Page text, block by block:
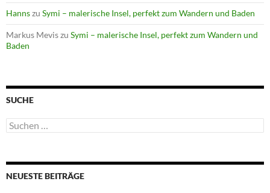
Hannszu Symi – malerische Insel, perfekt zum Wandern und Baden
Markus Meviszu Symi – malerische Insel, perfekt zum Wandern und
Baden
SUCHE
Suchen
nach:
NEUESTE BEITRÄGE